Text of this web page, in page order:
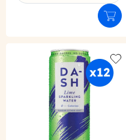
Déclinaison du produit